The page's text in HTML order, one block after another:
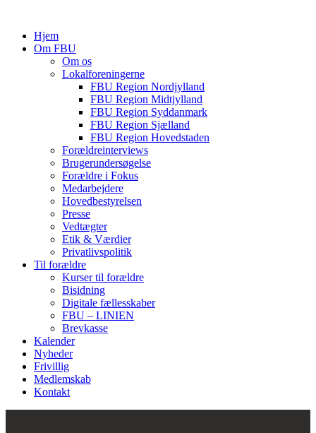
Hjem
Om FBU
Om os
Lokalforeningerne
FBU Region Nordjylland
FBU Region Midtjylland
FBU Region Syddanmark
FBU Region Sjælland
FBU Region Hovedstaden
Forældreinterviews
Brugerundersøgelse
Forældre i Fokus
Medarbejdere
Hovedbestyrelsen
Presse
Vedtægter
Etik & Værdier
Privatlivspolitik
Til forældre
Kurser til forældre
Bisidning
Digitale fællesskaber
FBU – LINIEN
Brevkasse
Kalender
Nyheder
Frivillig
Medlemskab
Kontakt